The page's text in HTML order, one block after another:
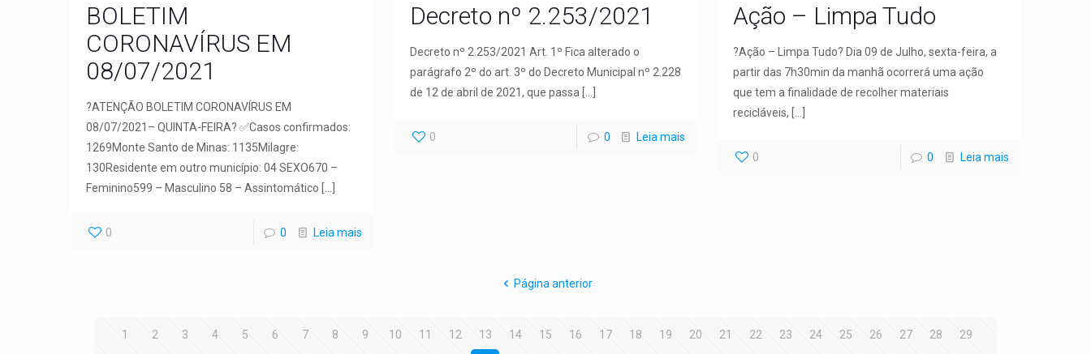
BOLETIM
CORONAVÍRUS EM
08/07/2021
?ATENÇÃO BOLETIM CORONAVÍRUS EM
08/07/2021– QUINTA-FEIRA? ✅Casos confirmados:
1269Monte Santo de Minas: 1135Milagre:
130Residente em outro município: 04 SEXO670 –
Feminino599 – Masculino 58 – Assintomático
0 0 Leia mais
Decreto nº 2.253/2021
Decreto nº 2.253/2021 Art. 1º Fica alterado o
parágrafo 2º do art. 3º do Decreto Municipal nº 2.228
de 12 de abril de 2021, que passa
0 0 Leia mais
Ação – Limpa Tudo
?Ação – Limpa Tudo? Dia 09 de Julho, sexta-feira, a
partir das 7h30min da manhã ocorrerá uma ação
que tem a finalidade de recolher materiais
recicláveis,
0 0 Leia mais
Página anterior
1 2 3 4 5 6 7 8 9 10 11 12 13 14 15 16 17 18 19 20 21 22 23 24 25 26 27 28 29